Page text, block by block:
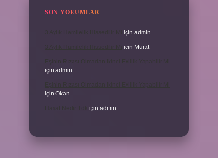
SON YORUMLAR
için admin
için Murat
için admin
için Okan
için admin